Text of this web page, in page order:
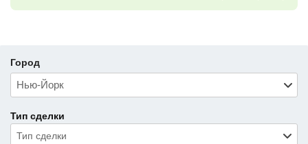
Город
Тип сделки
Тип сделки